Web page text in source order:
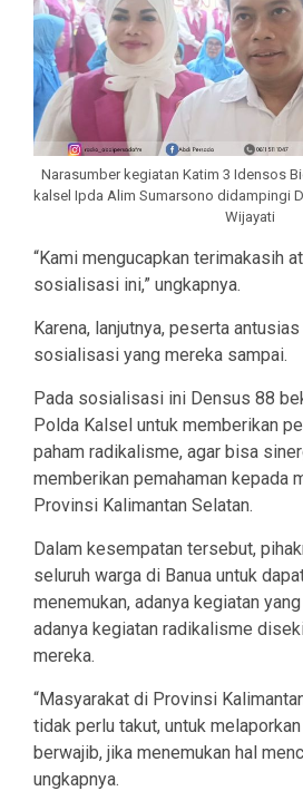
Narasumber kegiatan Katim 3 Idensos
kalsel Ipda Alim Sumarsono didampingi
Wijayati
“Kami mengucapkan terimakasih
sosialisasi ini,” ungkapnya.
Karena, lanjutnya, peserta
sosialisasi yang mereka sampai.
Pada sosialisasi ini Densus 88
Polda Kalsel untuk memberikan
paham radikalisme, agar bisa
memberikan pemahaman kepada
Provinsi Kalimantan Selatan.
Dalam kesempatan tersebut,
seluruh warga di Banua untuk
menemukan, adanya kegiatan
adanya kegiatan radikalisme
mereka.
“Masyarakat di Provinsi
tidak perlu takut, untuk
berwajib, jika menemukan hal
ungkapnya.